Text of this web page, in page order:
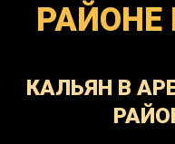
КАЛЬЯН В